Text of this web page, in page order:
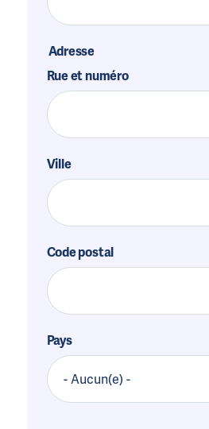
Adresse
Rue et numéro
Ville
Code postal
Pays